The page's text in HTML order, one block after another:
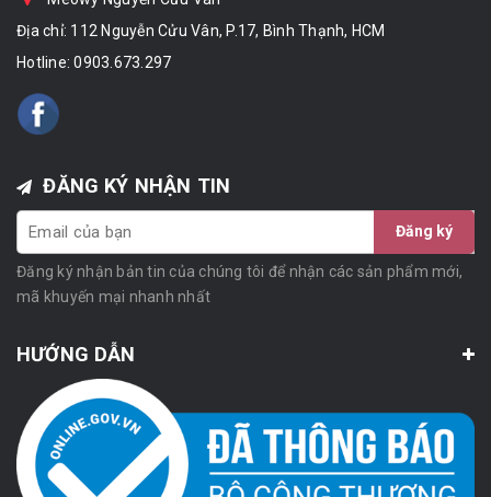
Địa chỉ: 112 Nguyễn Cửu Vân, P.17, Bình Thạnh, HCM
Hotline:0903.673.297
ĐĂNG KÝ NHẬN TIN
Đăng ký
Đăng ký nhận bản tin của chúng tôi để nhận các sản phẩm mới,
mã khuyến mại nhanh nhất
HƯỚNG DẪN